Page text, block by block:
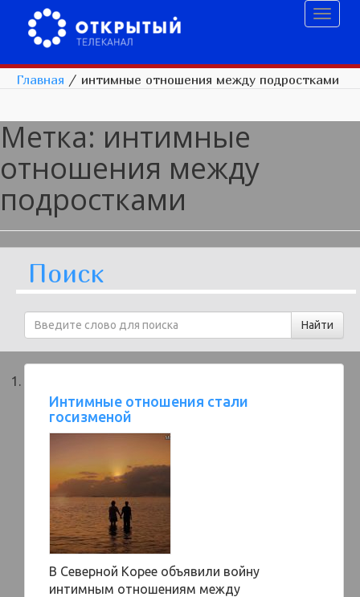
Главная / интимные отношения между подростками
Метка: интимные
отношения между
подростками
Поиск
Интимные отношения стали
госизменой
В Северной Корее объявили войну
интимным отношениям между